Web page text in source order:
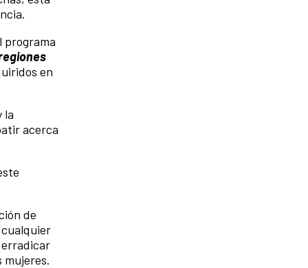
programa
en
la
acerca
de
erradicar
mujeres.